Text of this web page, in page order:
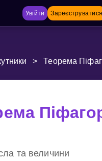
Увійти Зареєструватися
Master
> Теорема
та величини